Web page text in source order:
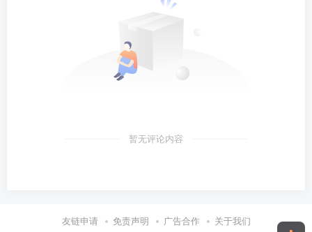
暂无评论内容
友链申请 免责声明 广告合作 关于我们